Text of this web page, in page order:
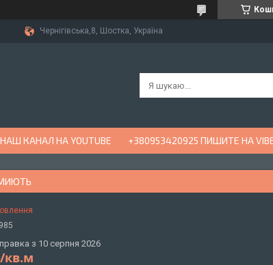
Чернігівська,8, Шостка, Україна
НАШ КАНАЛ НА YOUTUBE +380953420925 ПИШИТЕ НА
МИЮТЬ
з 10 серпня 2026
кв.м